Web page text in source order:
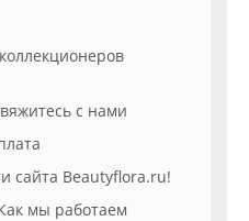
с нами
сайта Beautyflora.ru!
мы работаем